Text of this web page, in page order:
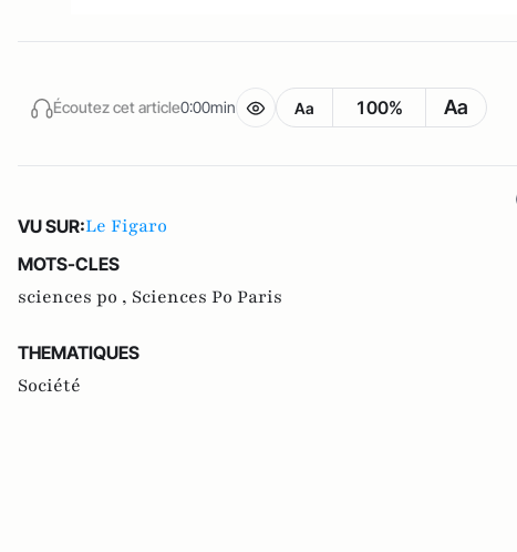
Écoutez cet article0:00min Aa 100% Aa
VU SUR:Le Figaro
MOTS-CLES
sciences po , Sciences Po Paris
THEMATIQUES
Société